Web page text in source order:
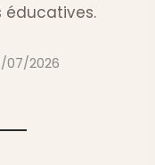
éducatives.
07/2026